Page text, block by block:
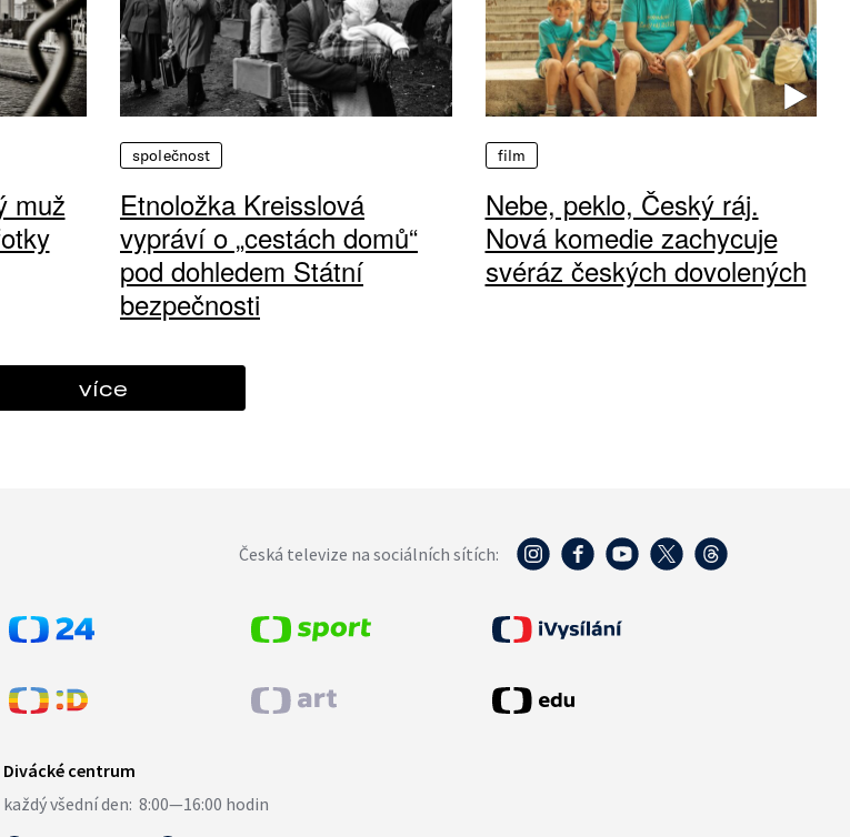
muž
společnost
Etnoložka Kreisslová
vypráví o „cestách domů“
pod dohledem Státní
bezpečnosti
film
Nebe, peklo, Český ráj.
Nová komedie zachycuje
svéráz českých dovolených
více
Česká televize na sociálních sítích: